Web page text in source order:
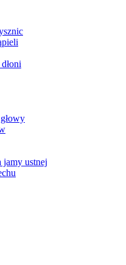
jamy ustnej